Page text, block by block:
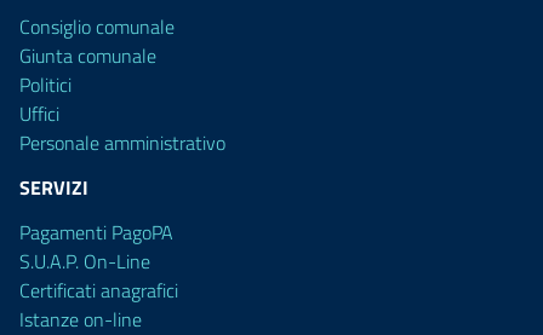
Consiglio comunale
Giunta comunale
Politici
Uffici
Personale amministrativo
SERVIZI
Pagamenti PagoPA
S.U.A.P. On-Line
Certificati anagrafici
Istanze on-line